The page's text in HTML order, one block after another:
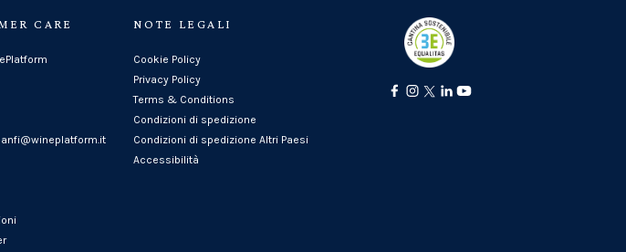
CARE NOTE LEGALI
Cookie Policy
Privacy Policy
Terms & Conditions
Condizioni di spedizione
Condizioni di spedizione Altri Paesi
Accessibilità